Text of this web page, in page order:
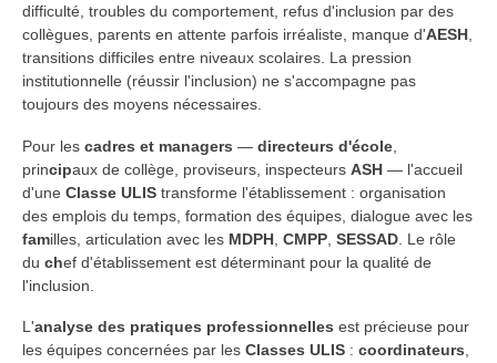
difficulté, troubles du comportement, refus d'inclusion par des
collègues, parents en attente parfois irréaliste, manque d'AESH
transitions difficiles entre niveaux scolaires. La pression
institutionnelle (réussir l'inclusion) ne s'accompagne pas
toujours des moyens nécessaires.
Pour les cadres et managers — directeurs d'école
principaux de collège, proviseurs, inspecteurs ASH — l'accueil
d'une Classe ULIS transforme l'établissement : organisation
des emplois du temps, formation des équipes, dialogue avec les
familles, articulation avec les MDPH CMPP SESSAD . Le rôle
du chef d'établissement est déterminant pour la qualité de
l'inclusion.
L'analyse des pratiques professionnelles est précieuse pour
les équipes concernées par les Classes ULIS : coordinateurs,